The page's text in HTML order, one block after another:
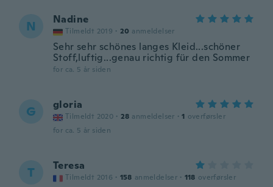
N Nadine
Tilmeldt 2019 · 20 anmeldelser
Sehr sehr schönes langes Kleid...schöner
Stoff,luftig...genau richtig für den Sommer
for ca. 5 år siden
G gloria
Tilmeldt 2020 · 28 anmeldelser · 1 overførsler
for ca. 5 år siden
T Teresa
Tilmeldt 2016 · 158 anmeldelser · 118 overførsler